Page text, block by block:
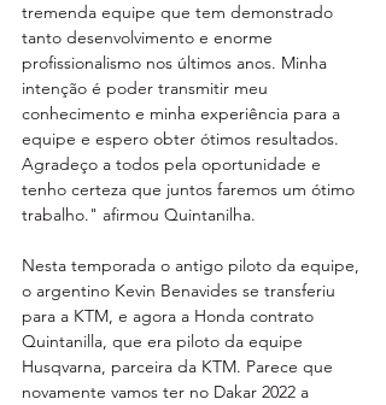
tremenda equipe que tem demonstrado
tanto desenvolvimento e enorme
profissionalismo nos últimos anos. Minha
intenção é poder transmitir meu
conhecimento e minha experiência para a
equipe e espero obter ótimos resultados.
Agradeço a todos pela oportunidade e
tenho certeza que juntos faremos um ótimo
trabalho." afirmou Quintanilha.
Nesta temporada o antigo piloto da equipe,
o argentino Kevin Benavides se transferiu
para a KTM, e agora a Honda contrato
Quintanilla, que era piloto da equipe
Husqvarna, parceira da KTM. Parece que
novamente vamos ter no Dakar 2022 a